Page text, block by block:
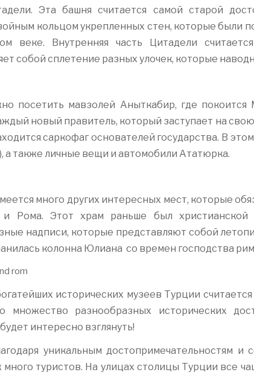
Эта башня считается самой старой
кольцом укрепленных стен, которые были
веке. Внутренняя часть Цитадели
собой сплетение разных улочек, которые
посетить мавзолей Аныткабир, где
новый правитель, который заступает на
саркофаг основателей государства. В
а также личные вещи и автомобили Ататюрка.
много других интересных мест, которые
и Рома. Этот храм раньше был
надписи, которые представляют собой
колонна Юлиана со времен господства
исторических музеев Турции
множество разнообразных исторических
интересно взглянуть!
уникальным достопримечательностям и
много туристов. На улицах столицы Турции все